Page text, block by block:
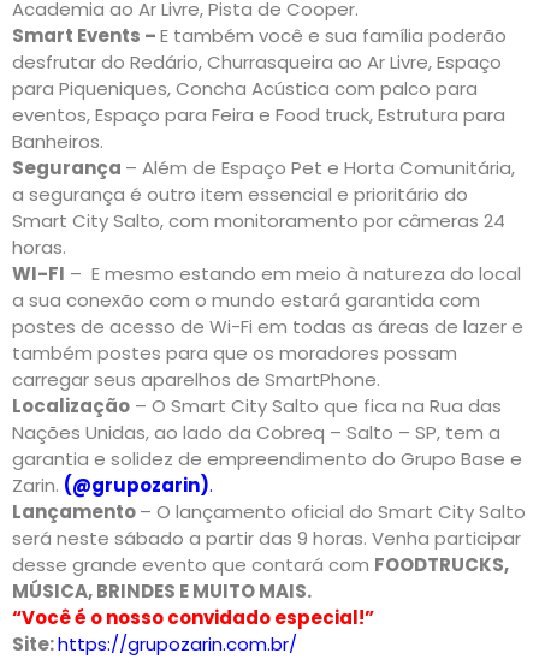
Academia ao Ar Livre, Pista de Cooper.
Smart Events –E também você e sua família poderão
desfrutar do Redário, Churrasqueira ao Ar Livre, Espaço
para Piqueniques, Concha Acústica com palco para
eventos, Espaço para Feira e Food truck, Estrutura para
Banheiros.
Segurança – Além de Espaço Pet e Horta Comunitária,
a segurança é outro item essencial e prioritário do
Smart City Salto, com monitoramento por câmeras 24
horas.
WI-FI – E mesmo estando em meio à natureza do local
a sua conexão com o mundo estará garantida com
postes de acesso de Wi-Fi em todas as áreas de lazer e
também postes para que os moradores possam
carregar seus aparelhos de SmartPhone.
Localização – O Smart City Salto que fica na Rua das
Nações Unidas, ao lado da Cobreq – Salto – SP, tem a
garantia e solidez de empreendimento do Grupo Base e
Zarin. (@grupozarin).
Lançamento– O lançamento oficial do Smart City Salto
será neste sábado a partir das 9 horas. Venha participar
desse grande evento que contará com FOODTRUCKS,
MÚSICA, BRINDES E MUITO MAIS.
“Você é o nosso convidado especial!”
Site:https://grupozarin.com.br/